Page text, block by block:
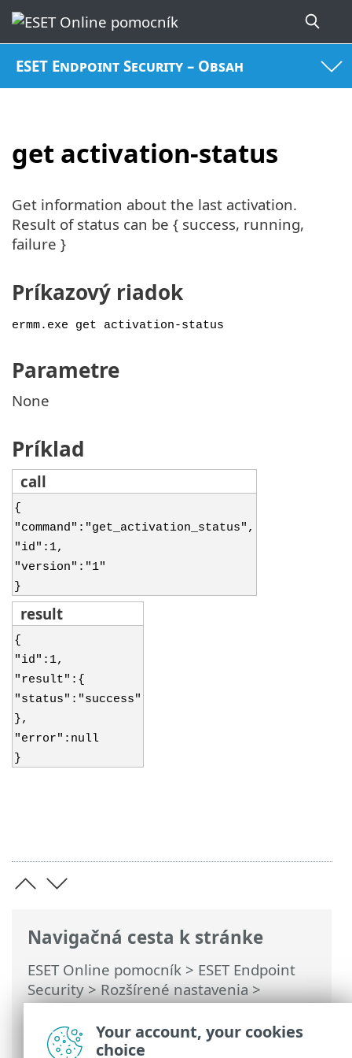
ESET Endpoint Security – Obsah
get activation-status
Navigačná cesta k stránke
ESET Online pomocník > ESET Endpoint
Security>Rozšírené nastavenia>
Vzdialený monitoring a správa>Zoznam
ERMM JSON príkazov> get activation-
status
Get information about the last activation.
Result of status can be { success, running,
failure }
Príkazový riadok
ermm.exe get activation-status
Parametre
None
Príklad
call
{
"command":"get_activation_status",
"id":1,
"version":"1"
}
result
{
"id":1,
"result":{
"status":"success"
},
"error":null
}
Your account, your cookies
choice